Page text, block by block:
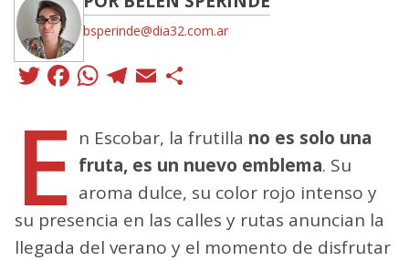
bsperinde@dia32.com.ar
Twitter
Facebook
WhatsApp
Telegram
Email
E n Escobar, la frutilla no es solo una
fruta, es un nuevo emblema. Su
aroma dulce, su color rojo intenso y
su presencia en las calles y rutas anuncian la
llegada del verano y el momento de disfrutar